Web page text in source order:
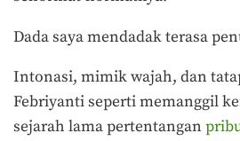
Dada saya mendadak terasa
Intonasi, mimik wajah, dan
Febriyanti seperti memanggil
sejarah lama pertentangan